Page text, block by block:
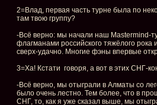
2=Влад, первая часть турне была по
там твою группу?
-Всё верно: мы начали наш Mastermind-
флагманами российского тяжёлого
сверх-удачно. Многие фэны впервые
3=Ха! Кстати говоря, а вот в этих СНГ-
-Всё верно, мы отыграли в Алматы со
было очень лестно. Тем более, что в
СНГ, то, как я уже сказал выше, мы